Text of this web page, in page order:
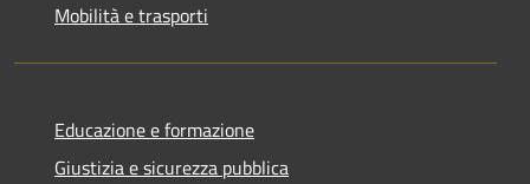
Mobilità e trasporti
Educazione e formazione
Giustizia e sicurezza pubblica